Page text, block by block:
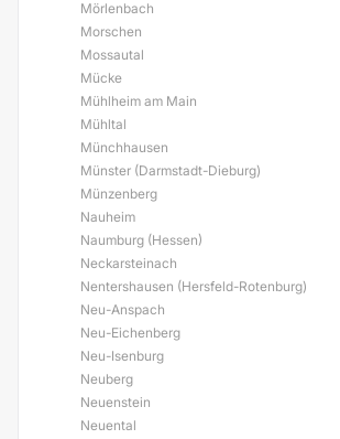
Mörlenbach
Morschen
Mossautal
Mücke
Mühlheim am Main
Mühltal
Münchhausen
Münster (Darmstadt-Dieburg)
Münzenberg
Nauheim
Naumburg (Hessen)
Neckarsteinach
Nentershausen (Hersfeld-Rotenburg)
Neu-Anspach
Neu-Eichenberg
Neu-Isenburg
Neuberg
Neuenstein
Neuental